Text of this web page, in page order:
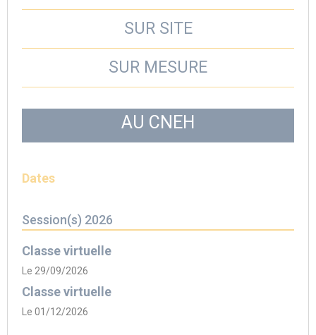
SUR SITE
SUR MESURE
AU CNEH
Dates
Session(s) 2026
Classe virtuelle
Le 29/09/2026
Classe virtuelle
Le 01/12/2026